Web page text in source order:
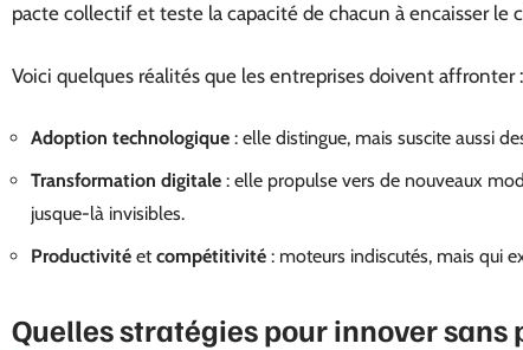
pacte collectif et teste la capacité de chacun à encaisser le
Voici quelques réalités que les entreprises doivent affronter :
Adoption technologique : elle distingue, mais suscite aussi
Transformation digitale : elle propulse vers de nouveaux
jusque-là invisibles.
Productivité etcompétitivité : moteurs indiscutés, mais qui
Quelles stratégies pour innover sans